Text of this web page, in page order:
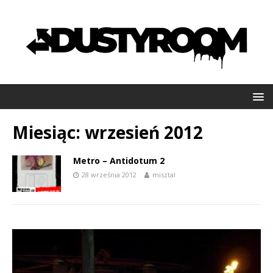
Miesiąc: wrzesień 2012
Metro – Antidotum 2
28 września 2012 misztal